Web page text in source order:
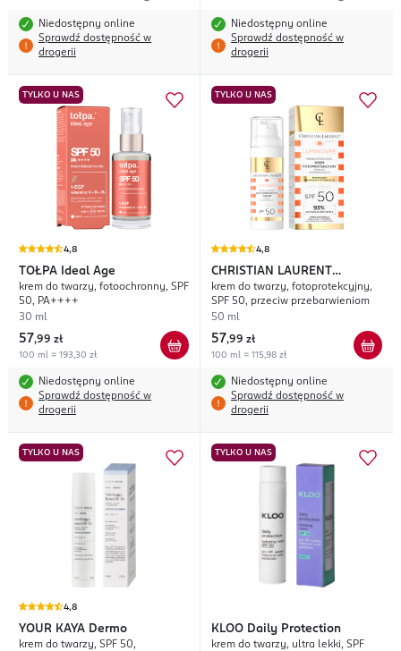
Niedostępny online
Sprawdź dostępność w
drogerii
Niedostępny online
Sprawdź dostępność w
drogerii
TYLKO U NAS
4,8
TOŁPA Ideal Age
krem do twarzy, fotoochronny, SPF
50, PA++++
30 ml
57,99 zł
100 ml = 193,30 zł
Niedostępny online
Sprawdź dostępność w
drogerii
TYLKO U NAS
4,8
CHRISTIAN LAURENT
Luminosité
krem do twarzy, fotoprotekcyjny,
SPF 50, przeciw przebarwieniom
50 ml
57,99 zł
100 ml = 115,98 zł
Niedostępny online
Sprawdź dostępność w
drogerii
TYLKO U NAS
4,8
YOUR KAYA Dermo
krem do twarzy, SPF 50,
TYLKO U NAS
KLOO Daily Protection
krem do twarzy, ultra lekki, SPF